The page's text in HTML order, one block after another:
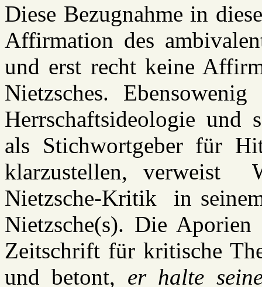
Diese Bezugnahme in
Affirmation des
und erst recht keine
Nietzsches.
Herrschaftsideologie und
als Stichwortgeber für
klarzustellen, verweist
Nietzsche-Kritik in
Nietzsche(s). Die
Zeitschrift für kritische
und betont, er halte